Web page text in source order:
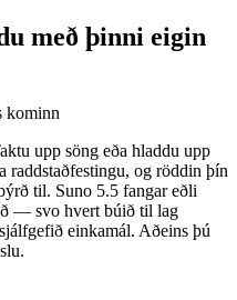
með þinni eigin
kominn
upp söng eða hladdu upp
og röddin þín
til. Suno 5.5 fangar eðli
— svo hvert búið til lag
einkamál. Aðeins þú